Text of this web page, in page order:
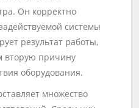
Он корректно
системы
результат работы,
вторую причину
оборудования.
множество